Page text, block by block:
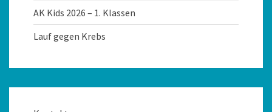
AK Kids 2026 – 1. Klassen
Lauf gegen Krebs